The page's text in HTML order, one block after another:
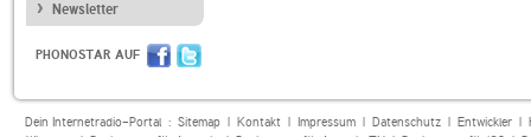
Newsletter
PHONOSTAR AUF
Dein Internetradio-Portal : Sitemap| Kontakt| Impressum| Datenschutz| Entwickler|